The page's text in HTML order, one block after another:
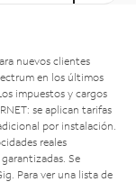
nuevos clientes
en los últimos
impuestos y cargos
se aplican tarifas
por instalación.
reales
Se
Para ver una lista de